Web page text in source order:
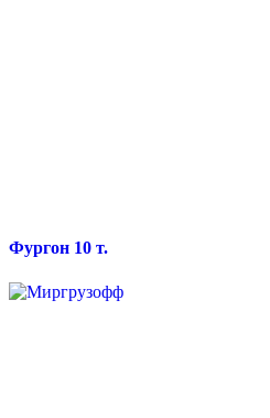
Фургон 10 т.